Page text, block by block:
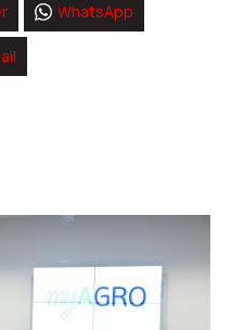
WhatsApp